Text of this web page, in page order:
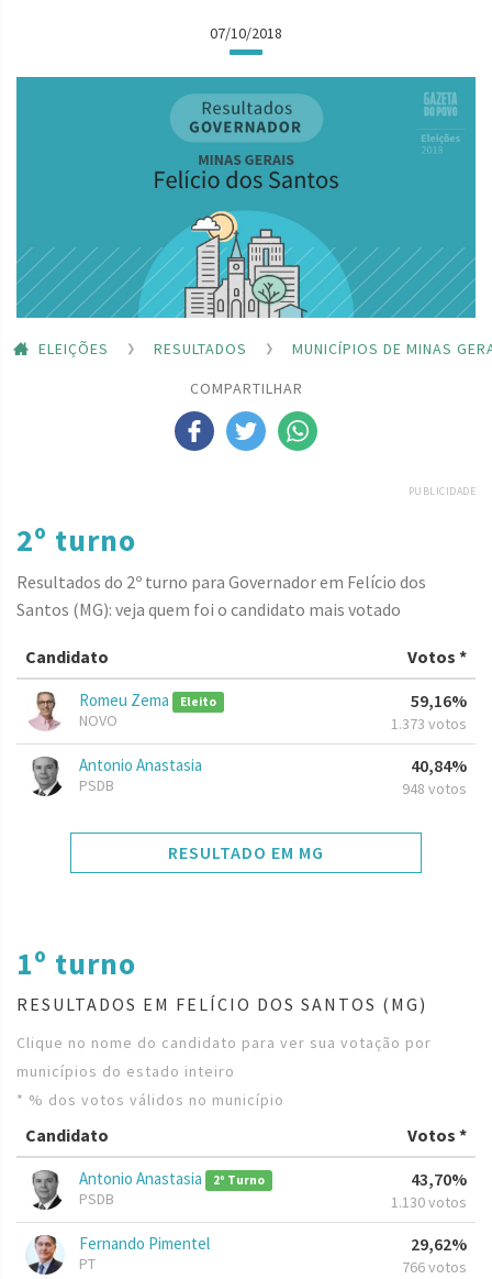
07/10/2018
ELEIÇÕES RESULTADOS
MUNICÍPIOS DE MINAS
COMPARTILHAR
PUBLICIDADE
2º turno
Resultados do 2º turno para Governador em Felício dos
Santos (MG): veja quem foi o candidato mais votado
Candidato Votos *
Romeu Zema Eleito
NOVO
59,16%
1.373 votos
Antonio Anastasia
PSDB
40,84%
948 votos
RESULTADO EM MG
1º turno
RESULTADOS EM FELÍCIO DOS SANTOS (MG)
Clique no nome do candidato para ver sua votação por
municípios do estado inteiro
* % dos votos válidos no município
Candidato Votos *
Antonio Anastasia 2º Turno
PSDB
43,70%
1.130 votos
Fernando Pimentel
PT
29,62%
766 votos